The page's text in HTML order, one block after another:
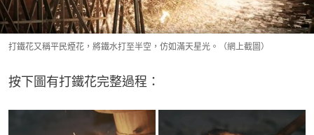
打鐵花又稱平民煙花，將鐵水打至半空，仿如滿天星光。（網上截圖）
按下圖有打鐵花完整過程：